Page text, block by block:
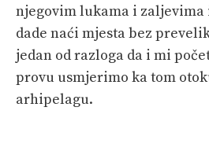
njegovim lukama i zaljevima
dade naći mjesta bez
jedan od razloga da i mi
provu usmjerimo ka tom
arhipelagu.